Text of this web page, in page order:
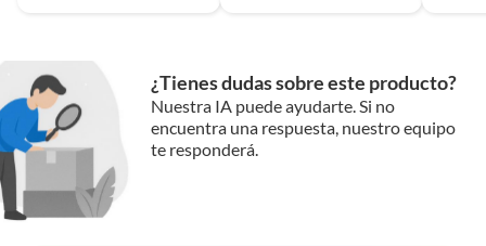
¿Tienes dudas sobre este producto?
Nuestra IA puede ayudarte. Si no
encuentra una respuesta, nuestro equipo
te responderá.